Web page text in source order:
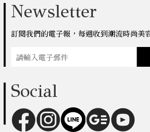
Newsletter
訂閱我們的電子報，每週收到潮流時尚美
Social